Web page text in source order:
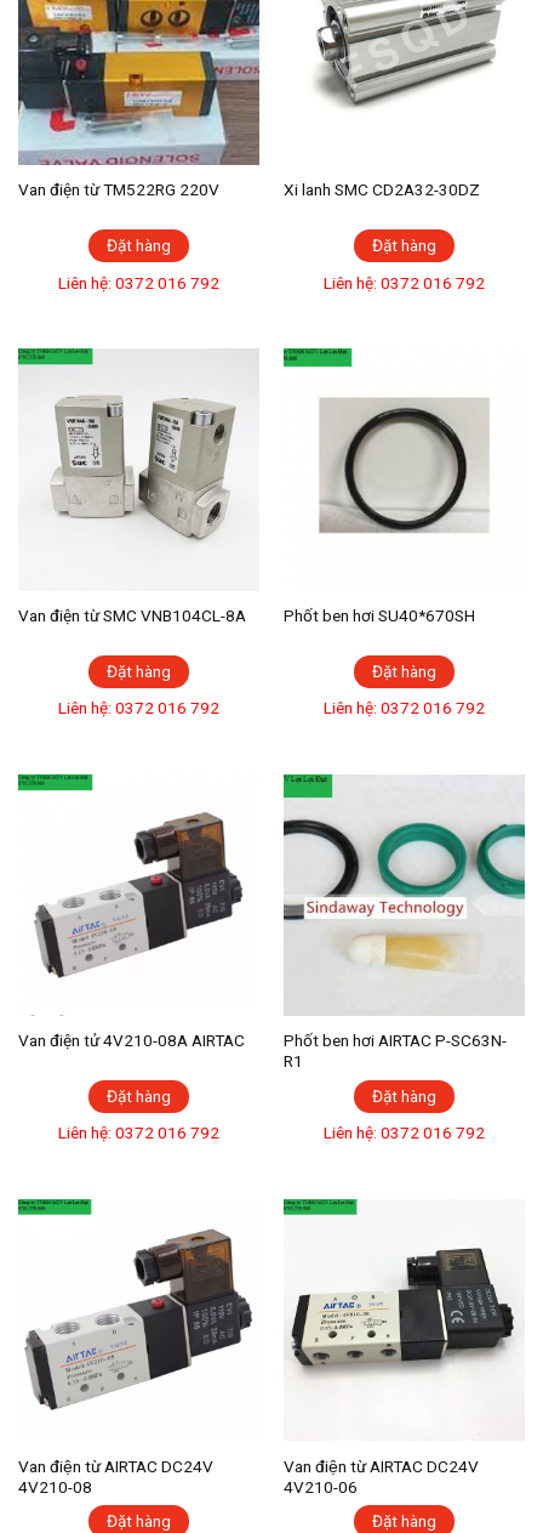
Van điện từ TM522RG 220V
Đặt hàng
Liên hệ: 0372 016 792
Xi lanh SMC CD2A32-30DZ
Đặt hàng
Liên hệ: 0372 016 792
Van điện từ SMC VNB104CL-8A
Đặt hàng
Liên hệ: 0372 016 792
Phốt ben hơi SU40*670SH
Đặt hàng
Liên hệ: 0372 016 792
Van điện tử 4V210-08A AIRTAC
Đặt hàng
Liên hệ: 0372 016 792
Phốt ben hơi AIRTAC P-SC63N-
R1
Đặt hàng
Liên hệ: 0372 016 792
Van điện từ AIRTAC DC24V
4V210-08
Đặt hàng
Van điện từ AIRTAC DC24V
4V210-06
Đặt hàng